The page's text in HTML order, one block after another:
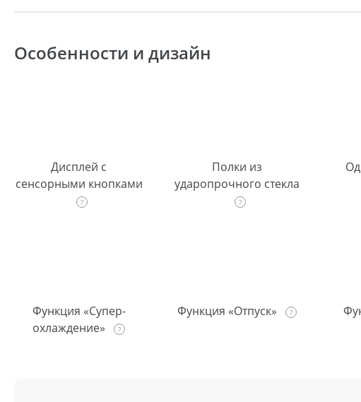
Особенности и дизайн
Дисплей с
сенсорными кнопками
Полки из
ударопрочного стекла
Функция «Супер-
охлаждение»
Функция «Отпуск»